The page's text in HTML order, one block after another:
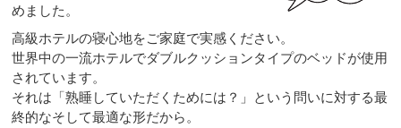
めました。
高級ホテルの寝心地をご家庭で実感ください。
世界中の一流ホテルでダブルクッションタイプのベッドが使用
されています。
それは「熟睡していただくためには？」という問いに対する最
終的なそして最適な形だから。